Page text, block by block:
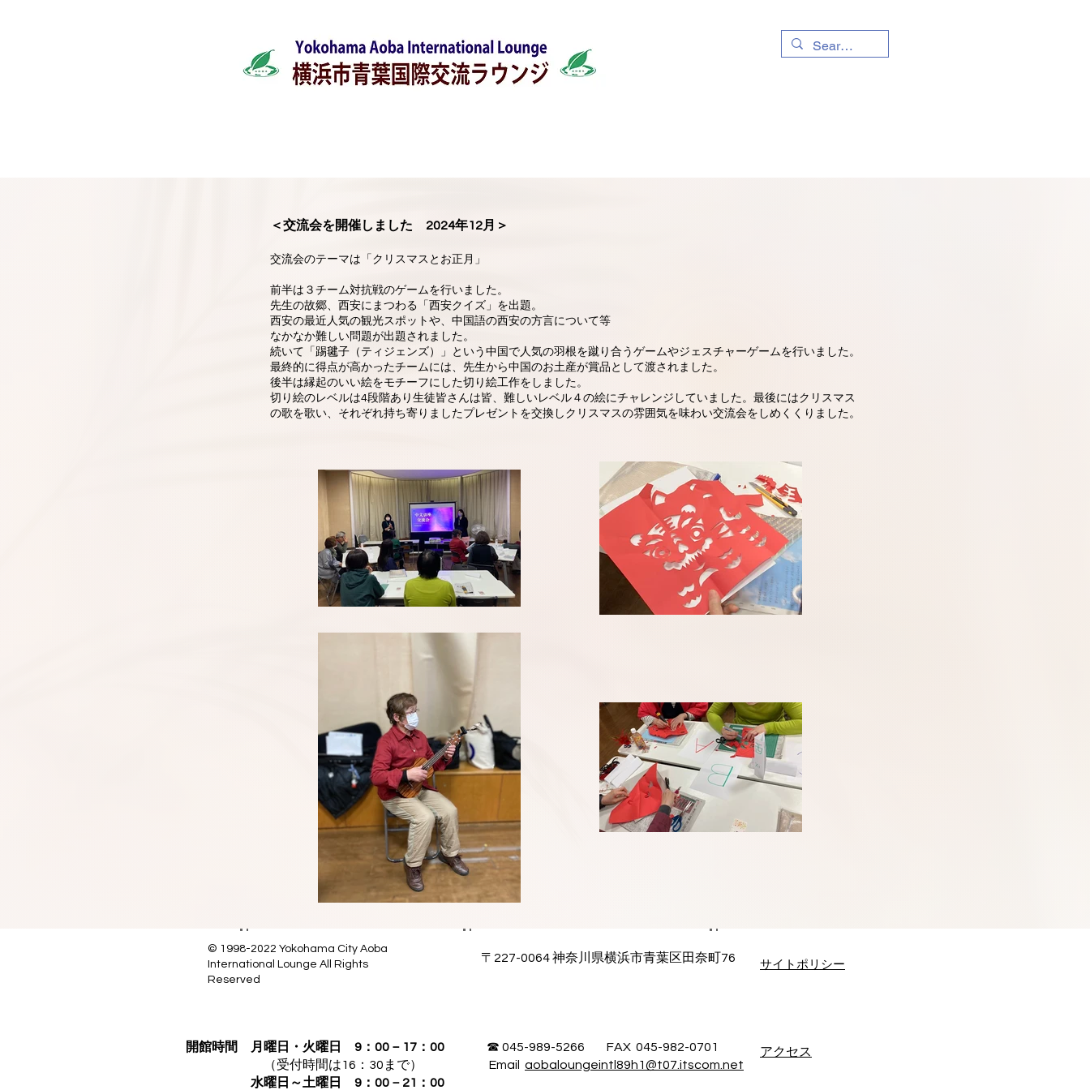
＜交流会を開催しました 2024年12月＞
交流会のテーマは「クリスマスとお正月」
前半は３チーム対抗戦のゲームを行いました。
先生の故郷、西安にまつわる「西安クイズ」を出題。
西安の最近人気の観光スポットや、中国語の西安の方言について等
なかなか難しい問題が出題されました。
続いて「踢毽子（ティジェンズ）」という中国で人気の羽根を蹴り合うゲームやジェスチャーゲームを行いました。
最終的に得点が高かったチームには、先生から中国のお土産が賞品として渡されました。
後半は縁起のいい絵をモチーフにした切り絵工作をしました。
切り絵のレベルは4段階あり生徒皆さんは皆、難しいレベル４の絵にチャレンジしていました。最後にはクリスマス
の歌を歌い、それぞれ持ち寄りましたプレゼントを交換しクリスマスの雰囲気を味わい交流会をしめくくりました。
© 1998-2022 Yokohama City Aoba
International Lounge All Rights
Reserved
〒227-0064 神奈川県横浜市青葉区田奈町76
​サイトポリシー
開館時間
月曜日・火曜日 9：00－17：00
（受付時間は16：30まで）
水曜日～土曜日 9：00－21：00
☎ 045-989-5266 FAX 045-982-0701
Email aobaloungeintl89h1@t07.itscom.net
アクセス